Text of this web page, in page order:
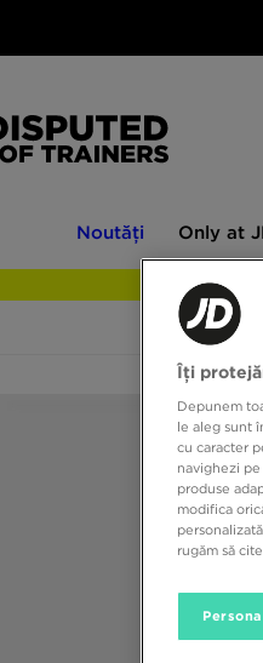
Noutăți Only at
Îți
Depunem
le aleg sunt
cu caracter
navighezi
produse
modifica
rugăm să